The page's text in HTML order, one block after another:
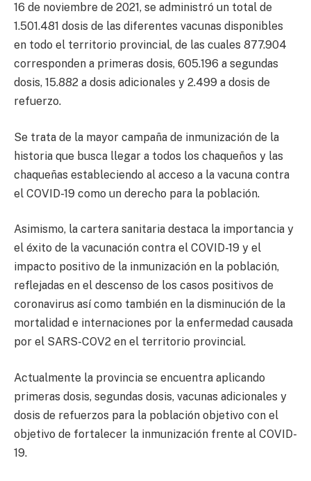
16 de noviembre de 2021, se administró un total de
1.501.481 dosis de las diferentes vacunas disponibles
en todo el territorio provincial, de las cuales 877.904
corresponden a primeras dosis, 605.196 a segundas
dosis, 15.882 a dosis adicionales y 2.499 a dosis de
refuerzo.
Se trata de la mayor campaña de inmunización de la
historia que busca llegar a todos los chaqueños y las
chaqueñas estableciendo al acceso a la vacuna contra
el COVID-19 como un derecho para la población.
Asimismo, la cartera sanitaria destaca la importancia y
el éxito de la vacunación contra el COVID-19 y el
impacto positivo de la inmunización en la población,
reflejadas en el descenso de los casos positivos de
coronavirus así como también en la disminución de la
mortalidad e internaciones por la enfermedad causada
por el SARS-COV2 en el territorio provincial.
Actualmente la provincia se encuentra aplicando
primeras dosis, segundas dosis, vacunas adicionales y
dosis de refuerzos para la población objetivo con el
objetivo de fortalecer la inmunización frente al COVID-
19.